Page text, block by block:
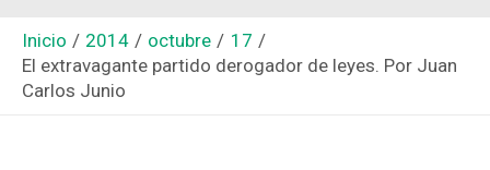
Inicio 2014 octubre
17
El extravagante partido derogador de leyes. Por Juan
Carlos Junio